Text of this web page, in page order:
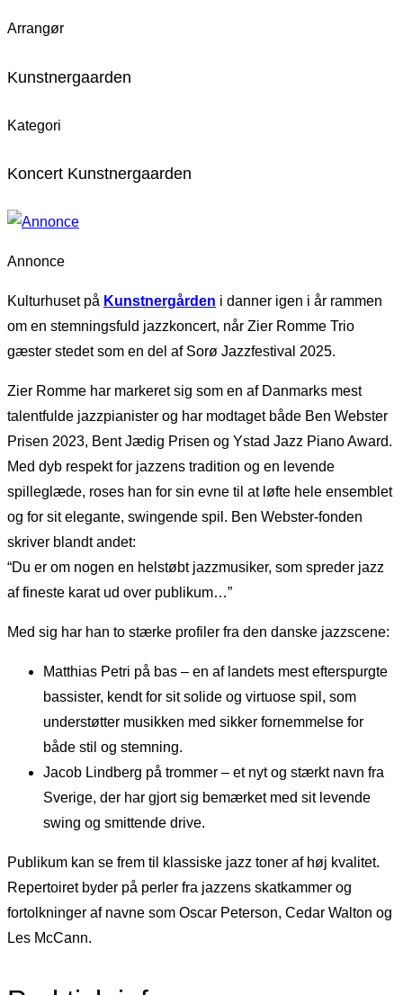
Arrangør
Kunstnergaarden
Kategori
Koncert Kunstnergaarden
Annonce
Kulturhuset på Kunstnergården i danner igen i år rammen
om en stemningsfuld jazzkoncert, når Zier Romme Trio
gæster stedet som en del af Sorø Jazzfestival 2025.
Zier Romme har markeret sig som en af Danmarks mest
talentfulde jazzpianister og har modtaget både Ben Webster
Prisen 2023, Bent Jædig Prisen og Ystad Jazz Piano Award.
Med dyb respekt for jazzens tradition og en levende
spilleglæde, roses han for sin evne til at løfte hele ensemblet
og for sit elegante, swingende spil. Ben Webster-fonden
skriver blandt andet:
“Du er om nogen en helstøbt jazzmusiker, som spreder jazz
af fineste karat ud over publikum…”
Med sig har han to stærke profiler fra den danske jazzscene:
Matthias Petri på bas – en af landets mest efterspurgte
bassister, kendt for sit solide og virtuose spil, som
understøtter musikken med sikker fornemmelse for
både stil og stemning.
Jacob Lindberg på trommer – et nyt og stærkt navn fra
Sverige, der har gjort sig bemærket med sit levende
swing og smittende drive.
Publikum kan se frem til klassiske jazz toner af høj kvalitet.
Repertoiret byder på perler fra jazzens skatkammer og
fortolkninger af navne som Oscar Peterson, Cedar Walton og
Les McCann.